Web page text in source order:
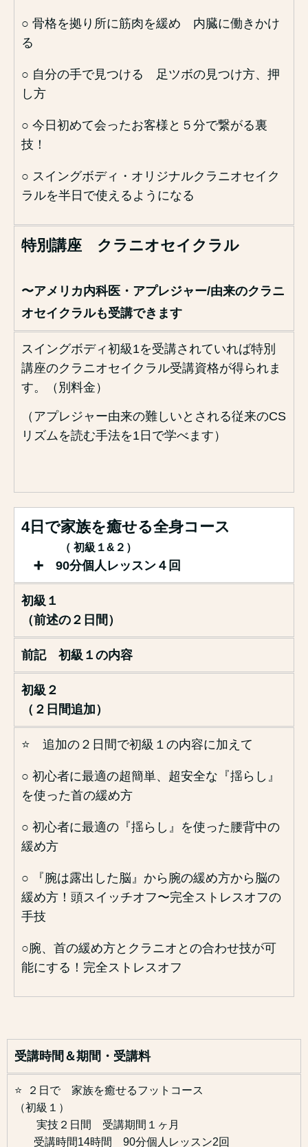
○ 骨格を拠り所に筋肉を緩め 内臓に働きかけ
る
○ 自分の手で見つける 足ツボの見つけ方、押
し方
○ 今日初めて会ったお客様と５分で繋がる裏
技！
○ スイングボディ・オリジナルクラニオセイク
ラルを半日で使えるようになる
特別講座 クラニオセイクラル
〜アメリカ内科医・アプレジャー/由来のクラニ
オセイクラルも受講できます
スイングボディ初級1を受講されていれば特別
講座のクラニオセイクラル受講資格が得られま
す。（別料金）
（アプレジャー由来の難しいとされる従来のCS
リズムを読む手法を1日で学べます）
4日で家族を癒せる全身コース
（ 初級１&２）
➕ 90分個人レッスン４回
初級１
（前述の２日間）
前記 初級１の内容
初級２
（２日間追加）
⭐️ 追加の２日間で初級１の内容に加えて
○ 初心者に最適の超簡単、超安全な『揺らし』
を使った首の緩め方
○ 初心者に最適の『揺らし』を使った腰背中の
緩め方
○ 『腕は露出した脳』から腕の緩め方から脳の
緩め方！頭スイッチオフ〜完全ストレスオフの
手技
○腕、首の緩め方とクラニオとの合わせ技が可
能にする！完全ストレスオフ
受講時間＆期間・受講料
⭐️ ２日で 家族を癒せるフットコース
（初級１）
実技２日間 受講期間１ヶ月
受講時間14時間 90分個人レッスン2回